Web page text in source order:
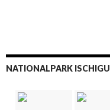
NATIONALPARK